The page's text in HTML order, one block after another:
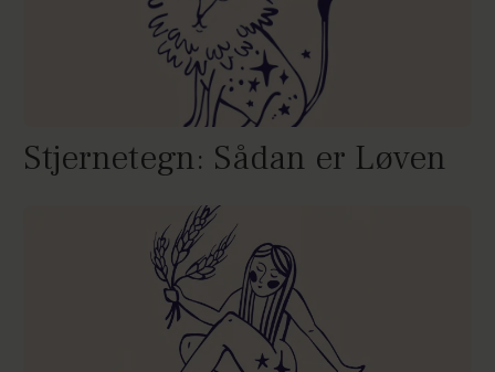
Stjernetegn: Sådan er Løven